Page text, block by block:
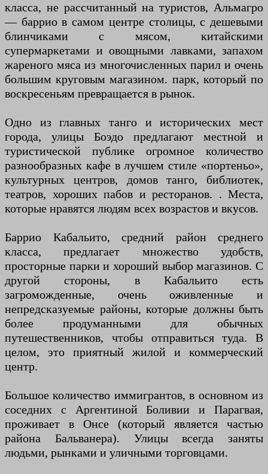
класса, не рассчитанный на туристов, Альмагро
— баррио в самом центре столицы, с дешевыми
блинчиками с мясом, китайскими
супермаркетами и овощными лавками, запахом
жареного мяса из многочисленных парил и очень
большим круговым магазином. парк, который по
воскресеньям превращается в рынок.
Одно из главных танго и исторических мест
города, улицы Боэдо предлагают местной и
туристической публике огромное количество
разнообразных кафе в лучшем стиле «портеньо»,
культурных центров, домов танго, библиотек,
театров, хороших пабов и ресторанов. . Места,
которые нравятся людям всех возрастов и вкусов.
Баррио Кабальито, средний район среднего
класса, предлагает множество удобств,
просторные парки и хороший выбор магазинов. С
другой стороны, в Кабальито есть
загроможденные, очень оживленные и
непредсказуемые районы, которые должны быть
более продуманными для обычных
путешественников, чтобы отправиться туда. В
целом, это приятный жилой и коммерческий
центр.
Большое количество иммигрантов, в основном из
соседних с Аргентиной Боливии и Парагвая,
проживает в Онсе (который является частью
района Бальванера). Улицы всегда заняты
людьми, рынками и уличными торговцами.